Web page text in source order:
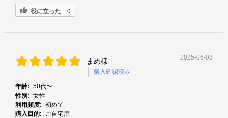
役に立った 0
まめ様
購入確認済み
2025-06-03
年齢: 50代〜
性別: 女性
利用頻度: 初めて
購入目的:
ご自宅用